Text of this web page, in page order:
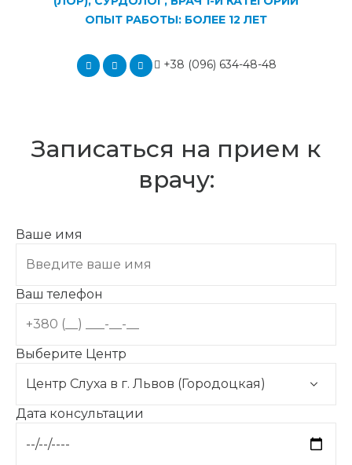
ОПЫТ РАБОТЫ: БОЛЕЕ 12 ЛЕТ
+38 (096) 634-48-48
Записаться на прием к
врачу:
Ваше имя
Ваш телефон
Выберите Центр
Дата консультации